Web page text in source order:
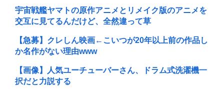
宇宙戦艦ヤマトの原作アニメとリメイク版のアニメを
交互に見てるんだけど、全然違って草
【急募】クレしん映画←こいつが20年以上前の作品し
か名作がない理由www
【画像】人気ユーチューバーさん、ドラム式洗濯機一
択だと力説する